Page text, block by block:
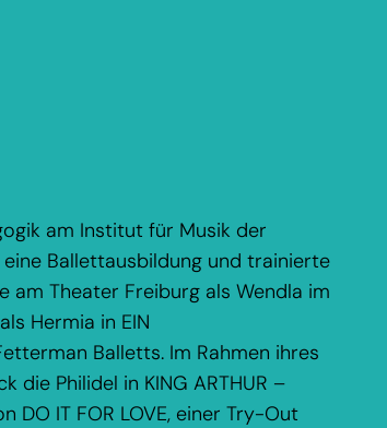
am Institut für Musik der
Ballettausbildung und trainierte
am Theater Freiburg als Wendla im
Hermia in EIN
Balletts. Im Rahmen ihres
Philidel in KING ARTHUR –
DO IT FOR LOVE, einer Try-Out